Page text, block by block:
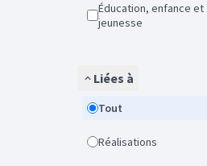
Éducation, enfance et
jeunesse
Liées à
Tout
Réalisations